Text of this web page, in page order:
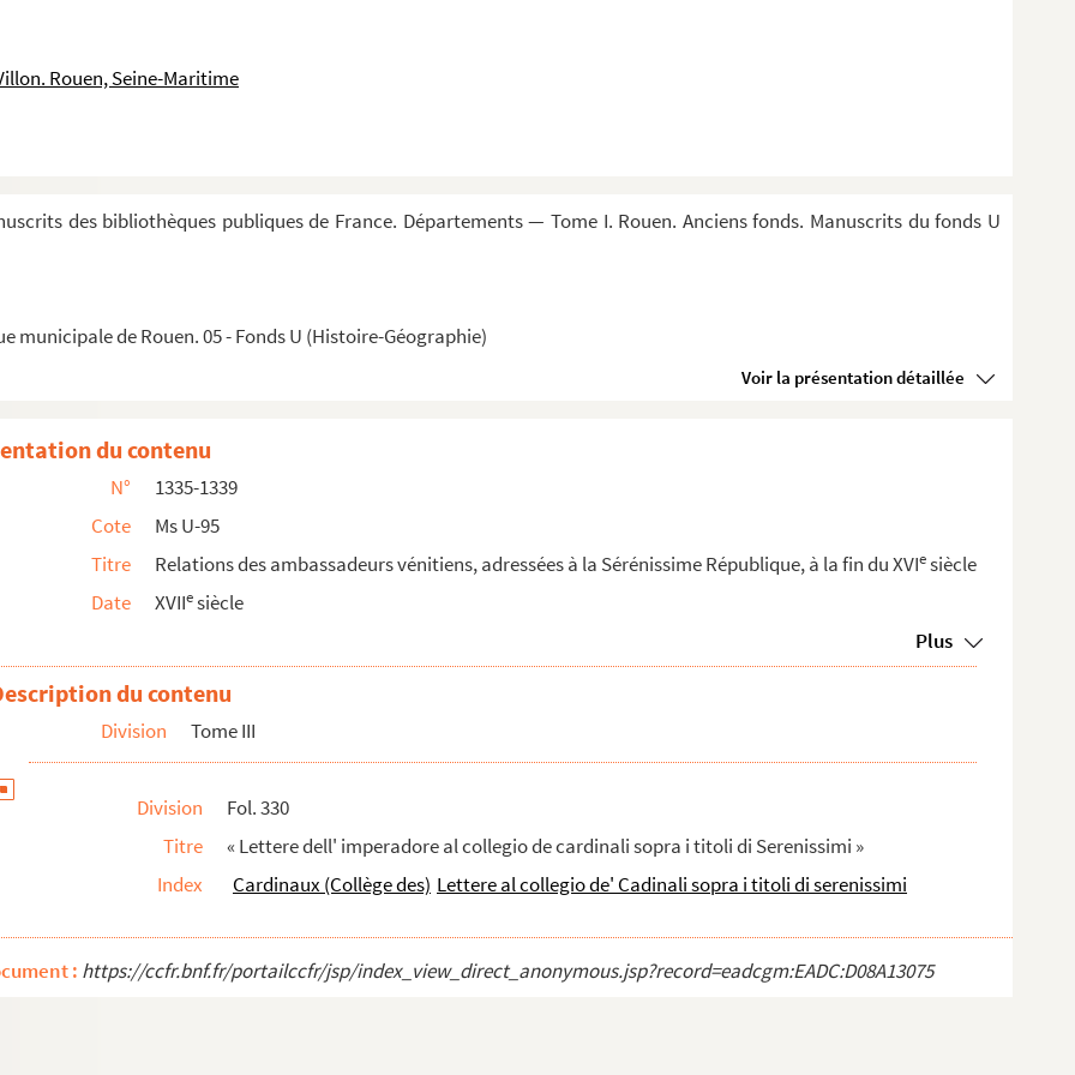
Rouen, Seine-Maritime
des bibliothèques publiques de France. Départements — Tome I. Rouen. Anciens fonds. Manuscrits du fonds U
municipale de Rouen. 05 - Fonds U (Histoire-Géographie)
Voir la présentation détaillée
fare la lega contra il Turco »
Turchesca »
dal SrMarcantonio Colonna »
»
sopra i titoli di Serenissimi »
»
Gian Andrea Dorea per li romori di Genova »
dal duca di Savoia »
da chi vuol mirare il mondo con occhio di giudizi...
»
confederationis
M. d'Aube, de la correspondance qu'il a eu...
etc.
du contenu
N°
1335-1339
Cote
Ms U-95
Titre
Relations des ambassadeurs vénitiens, adressées à la Sérénissime République, à la fin du XVIesiècle
Date
XVIIesiècle
Plus
du contenu
Division Tome III
Division
Fol. 330
Titre
« Lettere dell' imperadore al collegio de cardinali sopra i titoli di Serenissimi »
Index
Cardinaux (Collège des) Lettere al collegio de' Cadinali sopra i titoli di serenissimi
: https://ccfr.bnf.fr/portailccfr/jsp/index_view_direct_anonymous.jsp?record=eadcgm:EADC:D08A13075